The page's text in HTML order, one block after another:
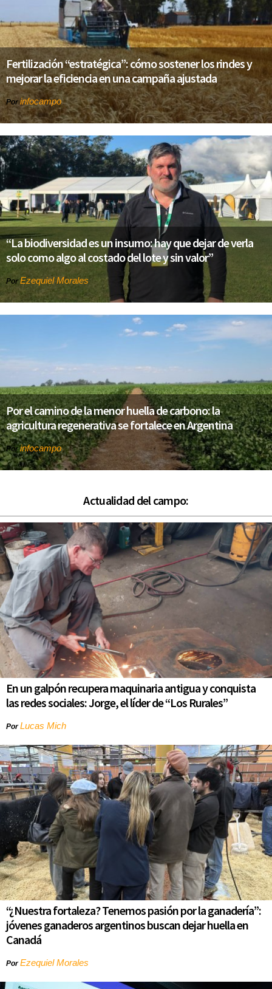
Fertilización “estratégica”: cómo sostener los rindes y
mejorar la eficiencia en una campaña ajustada
Por infocampo
“La biodiversidad es un insumo: hay que dejar de verla
solo como algo al costado del lote y sin valor”
PorEzequiel Morales
Por el camino de la menor huella de carbono: la
agricultura regenerativa se fortalece en Argentina
Porinfocampo
Actualidad del campo:
En un galpón recupera maquinaria antigua y conquista
las redes sociales: Jorge, el líder de “Los Rurales”
PorLucas Mich
“¿Nuestra fortaleza? Tenemos pasión por la ganadería”:
jóvenes ganaderos argentinos buscan dejar huella en
Canadá
PorEzequiel Morales